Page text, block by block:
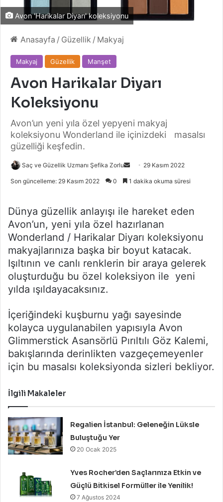
Avon 'Harikalar Diyarı' koleksiyonu
Anasayfa / Güzellik / Makyaj
Makyaj Güzellik Manşet
Avon Harikalar Diyarı
Koleksiyonu
Avon’un yeni yıla özel yepyeni makyaj
koleksiyonu Wonderland ile içinizdeki masalsı
güzelliği keşfedin.
Saç ve Güzellik Uzmanı Şefika Zorlu
Bir
29 Kasım 2022
Son güncelleme: 29 Kasım 2022 0 1 dakika okuma süresi
Dünya güzellik anlayışı ile hareket eden
Avon’un, yeni yıla özel hazırlanan
Wonderland / Harikalar Diyarı koleksiyonu
makyajlarınıza başka bir boyut katacak.
Işıltının ve canlı renklerin bir araya gelerek
oluşturduğu bu özel koleksiyon ile yeni
yılda ışıldayacaksınız.
İçeriğindeki kuşburnu yağı sayesinde
kolayca uygulanabilen yapısıyla Avon
Glimmerstick Asansörlü Pırıltılı Göz Kalemi,
bakışlarında derinlikten vazgeçemeyenler
için bu masalsı koleksiyonda sizleri bekliyor.
İlgili Makaleler
Regalien İstanbul: Geleneğin Lüksle
Buluştuğu Yer
20 Ocak 2025
Yves Rocher’den Saçlarınıza Etkin ve
Güçlü Bitkisel Formüller ile Yenilik!
7 Ağustos 2024